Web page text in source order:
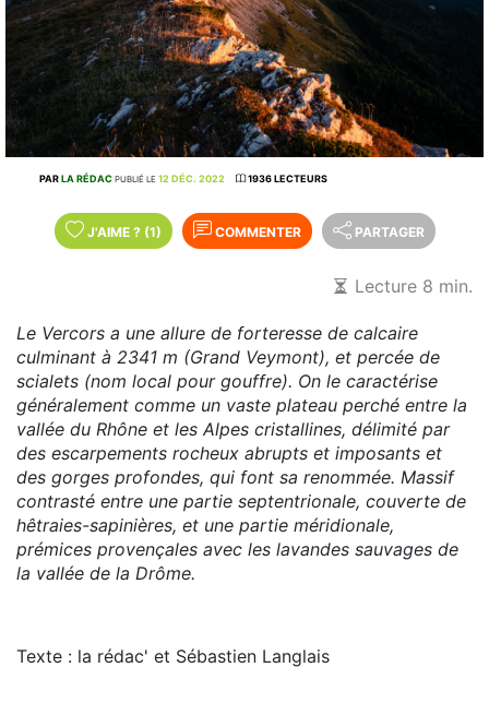
PARLA RÉDAC PUBLIÉ LE 12 DÉC. 2022 1936 LECTEURS
J'AIME ? (1) COMMENTER PARTAGER
Lecture 8 min.
Le Vercors a une allure de forteresse de calcaire
culminant à 2341 m (Grand Veymont), et percée de
scialets (nom local pour gouffre). On le caractérise
généralement comme un vaste plateau perché entre la
vallée du Rhône et les Alpes cristallines, délimité par
des escarpements rocheux abrupts et imposants et
des gorges profondes, qui font sa renommée. Massif
contrasté entre une partie septentrionale, couverte de
hêtraies-sapinières, et une partie méridionale,
prémices provençales avec les lavandes sauvages de
la vallée de la Drôme.
Texte : la rédac' et Sébastien Langlais